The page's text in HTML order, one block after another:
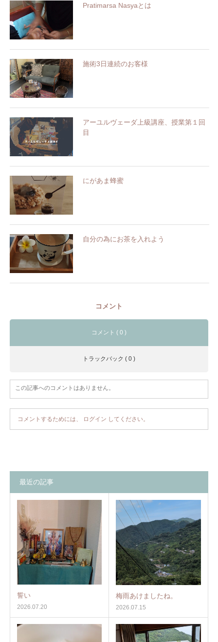
Pratimarsa Nasyaとは
施術3日連続のお客様
アーユルヴェーダ上級講座、授業第１回
目
にがあま蜂蜜
自分の為にお茶を入れよう
コメント
コメント ( 0 )
トラックバック ( 0 )
この記事へのコメントはありません。
コメントするためには、 ログイン してください。
最近の記事
誓い
2026.07.20
梅雨あけましたね。
2026.07.15